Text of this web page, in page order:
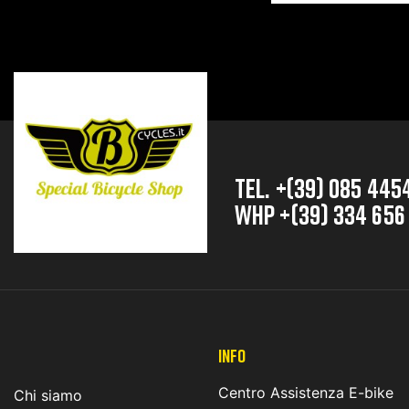
TEL. +(39) 085
whp +(39) 334 656
Chi siamo
INFO
Centro Assistenza E-bike